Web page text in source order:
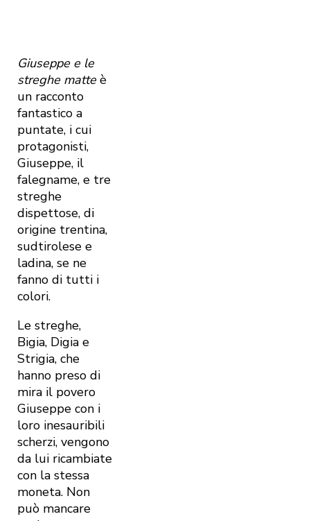
Giuseppe e le
streghe matteè
un racconto
fantastico a
puntate, i cui
protagonisti,
Giuseppe, il
falegname, e tre
streghe
dispettose, di
origine trentina,
sudtirolese e
ladina, se ne
fanno di tutti i
colori.
Le streghe,
Bigia, Digia e
Strigia, che
hanno preso di
mira il povero
Giuseppe con i
loro inesauribili
scherzi, vengono
da lui ricambiate
con la stessa
moneta. Non
può mancare